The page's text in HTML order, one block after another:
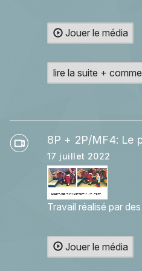
Jouer le média
lire la suite +
8P + 2P/MF4: Le
17 juillet 2022
Travail réalisé par
Jouer le média